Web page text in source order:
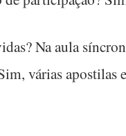
Na aula
várias apostilas